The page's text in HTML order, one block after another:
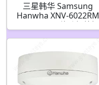
三星韩华 Samsung
Hanwha XNV-6022RM
2MP H.265 移动红外摄